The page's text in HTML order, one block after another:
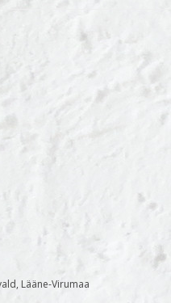
Lääne-Virumaa